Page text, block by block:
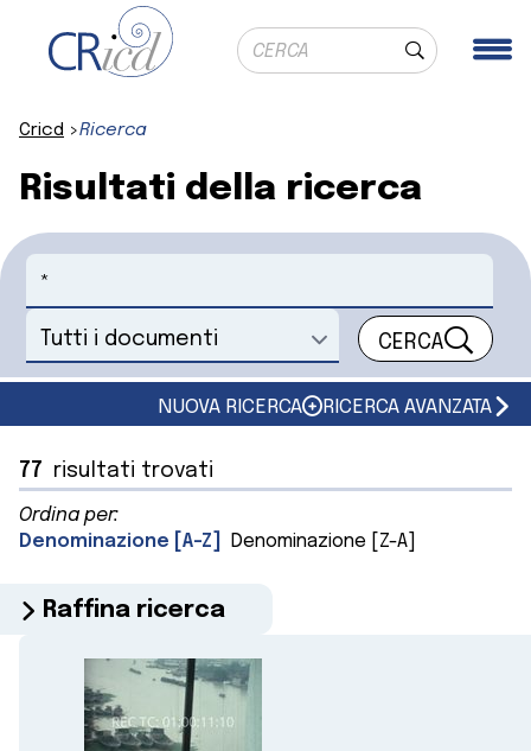
Ricerca globale
Cerca
Cricd Ricerca
Risultati della ricerca
Cerca
Seleziona un documento CERCA
NUOVA RICERCA RICERCA AVANZATA
77 risultati trovati
Ordina per:
Denominazione [A-Z]
Denominazione [Z-A]
Raffina ricerca